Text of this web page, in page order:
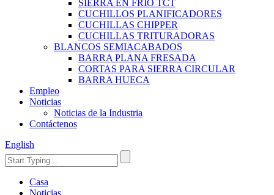
SIERRA EN FRÍO TCT
CUCHILLOS PLANIFICADORES
CUCHILLAS CHIPPER
CUCHILLAS TRITURADORAS
BLANCOS SEMIACABADOS
BARRA PLANA FRESADA
CORTAS PARA SIERRA CIRCULAR
BARRA HUECA
Empleo
Noticias
Noticias de la Industria
Contáctenos
English
Casa
Noticias